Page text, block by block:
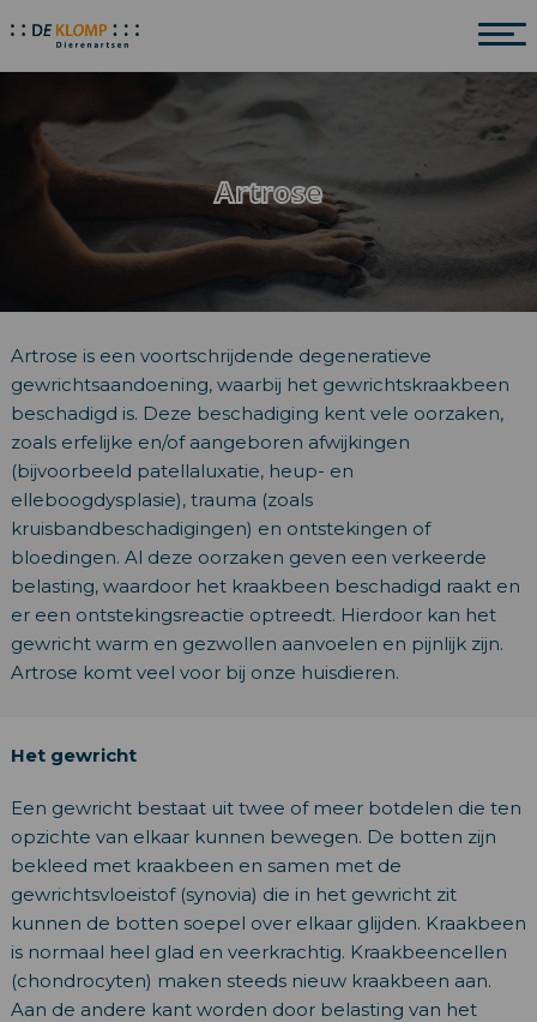
Artrose
Artrose is een voortschrijdende degeneratieve
gewrichtsaandoening, waarbij het gewrichtskraakbeen
beschadigd is. Deze beschadiging kent vele oorzaken,
zoals erfelijke en/of aangeboren afwijkingen
(bijvoorbeeld patellaluxatie, heup- en
elleboogdysplasie), trauma (zoals
kruisbandbeschadigingen) en ontstekingen of
bloedingen. Al deze oorzaken geven een verkeerde
belasting, waardoor het kraakbeen beschadigd raakt en
er een ontstekingsreactie optreedt. Hierdoor kan het
gewricht warm en gezwollen aanvoelen en pijnlijk zijn.
Artrose komt veel voor bij onze huisdieren.
Het gewricht
Een gewricht bestaat uit twee of meer botdelen die ten
opzichte van elkaar kunnen bewegen. De botten zijn
bekleed met kraakbeen en samen met de
gewrichtsvloeistof (synovia) die in het gewricht zit
kunnen de botten soepel over elkaar glijden. Kraakbeen
is normaal heel glad en veerkrachtig. Kraakbeencellen
(chondrocyten) maken steeds nieuw kraakbeen aan.
Aan de andere kant worden door belasting van het